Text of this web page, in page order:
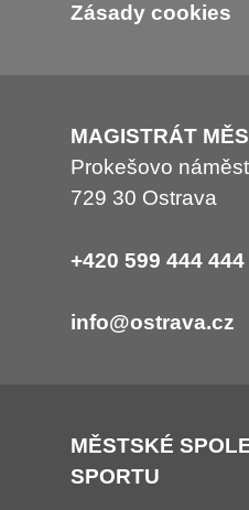
Zásady cookies
MAGISTRÁT
Prokešovo
729 30 Ostrava
+420 599 444 444
info@ostrava.cz
MĚSTSKÉ
SPORTU